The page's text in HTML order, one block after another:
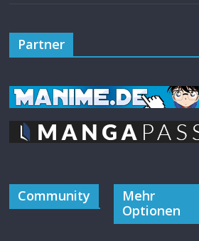
Partner
Community
Mehr
Optionen